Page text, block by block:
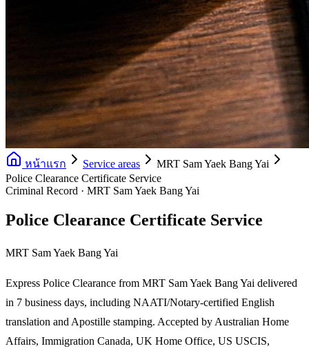
หน้าแรก Service areas
MRT Sam Yaek Bang Yai
Police Clearance Certificate Service
Criminal Record · MRT Sam Yaek Bang Yai
Police Clearance Certificate Service
MRT Sam Yaek Bang Yai
Express Police Clearance from MRT Sam Yaek Bang Yai delivered
in 7 business days, including NAATI/Notary-certified English
translation and Apostille stamping. Accepted by Australian Home
Affairs, Immigration Canada, UK Home Office, US USCIS,